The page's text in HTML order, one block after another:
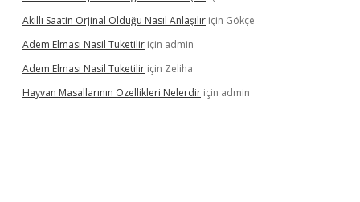
Akıllı Saatin Orjinal Olduğu Nasıl Anlaşılır için Gökçe
Adem Elması Nasil Tuketilir için admin
Adem Elması Nasil Tuketilir için Zeliha
Hayvan Masallarının Özellikleri Nelerdir için admin